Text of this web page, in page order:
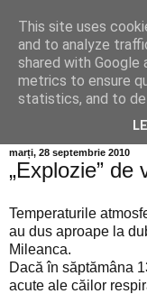
Info
BINE AȚI VENIT!
Miercuri 05 August,
marți, 28 septembrie 2010
„Explozie” de
Temperaturile
au dus aproape la
Mileanca.
Dacă în săptămâna
acute ale căilor
This site uses
and to analyze
shared with Google
metrics to ensure
statistics, and to